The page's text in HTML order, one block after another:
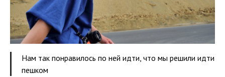
Нам так понравилось по ней идти, что мы решили идти
пешком